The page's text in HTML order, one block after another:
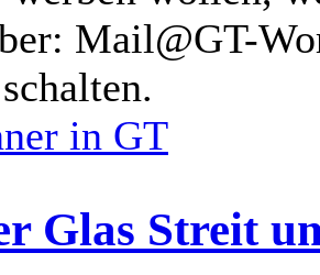
Mail@GT-
in GT
Glas Streit